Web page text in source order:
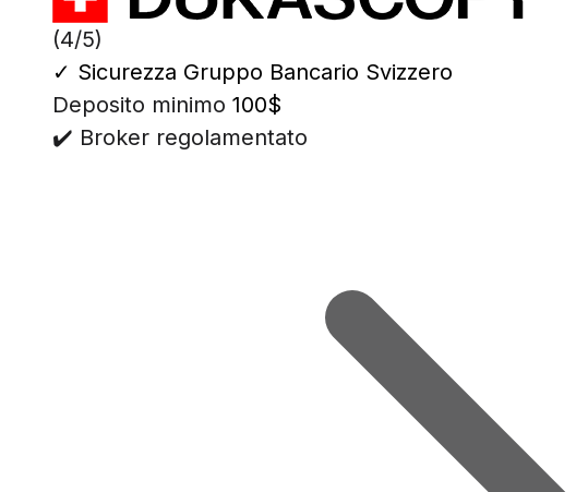
(4/5)
✓ Sicurezza Gruppo Bancario Svizzero
Deposito minimo 100$
✔️ Broker regolamentato